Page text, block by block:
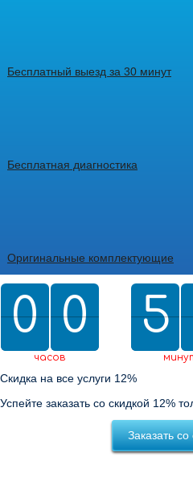
Бесплатный выезд за 30 минут
Бесплатная диагностика
Оригинальные комплектующие
0
0 0
0
часов
5
5
Скидка на все услуги 12%
Успейте заказать со скидкой 12%
Заказать со